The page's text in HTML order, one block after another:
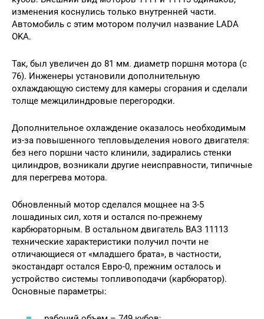
изменения коснулись только внутренней части.
Автомобиль с этим мотором получил название LADA
OKA.
Так, был увеличен до 81 мм. диаметр поршня мотора (с
76). Инженеры установили дополнительную
охлаждающую систему для камеры сгорания и сделали
толще межцилиндровые перегородки.
Дополнительное охлаждение оказалось необходимым
из-за повышенного тепловыделения нового двигателя:
без него поршни часто клинили, задирались стенки
цилиндров, возникали другие неисправности, типичные
для перегрева мотора.
Обновленный мотор сделался мощнее на 3-5
лошадиных сил, хотя и остался по-прежнему
карбюраторным. В остальном двигатель ВАЗ 11113
технические характеристики получил почти не
отличающиеся от «младшего брата», в частности,
экостандарт остался Евро-0, прежним осталось и
устройство системы топливоподачи (карбюратор).
Основные параметры: